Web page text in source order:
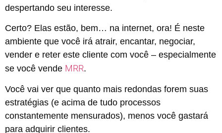
despertando seu interesse.
Certo? Elas estão, bem… na internet, ora! É neste
ambiente que você irá atrair, encantar, negociar,
vender e reter este cliente com você – especialmente
se você vende MRR.
Você vai ver que quanto mais redondas forem suas
estratégias (e acima de tudo processos
constantemente mensurados), menos você gastará
para adquirir clientes.